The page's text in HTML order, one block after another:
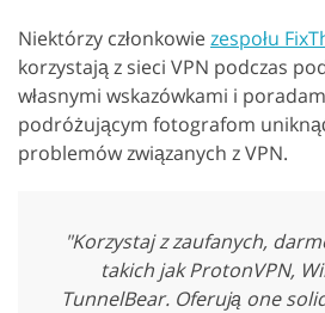
Niektórzy członkowiezespołu
korzystają z sieci VPN podczas
własnymi wskazówkami i
podróżującym fotografom
problemów związanych z VPN.
"Korzystaj z zaufanych,
takich jak ProtonVPN,
TunnelBear. Oferują one